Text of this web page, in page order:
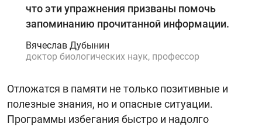
что эти упражнения призваны помочь
запоминанию прочитанной информации.
Вячеслав Дубынин
доктор биологических наук, профессор
Отложатся в памяти не только позитивные и
полезные знания, но и опасные ситуации.
Программы избегания быстро и надолго